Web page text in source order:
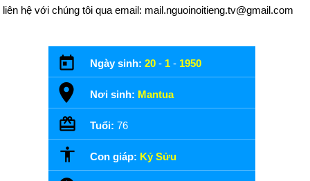
liên hệ với chúng tôi qua email: mail.nguoinoitieng.tv@gmail.com
Ngày sinh: 20 - 1 - 1950
Nơi sinh: Mantua
Tuổi: 76
Con giáp: Kỷ Sửu